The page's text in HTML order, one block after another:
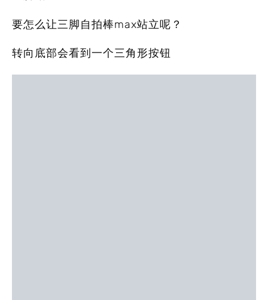
要怎么让三脚自拍棒max站立呢？
转向底部会看到一个三角形按钮